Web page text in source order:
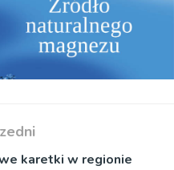
karetki w regionie